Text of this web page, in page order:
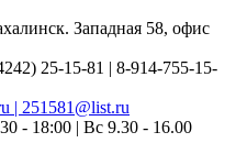
Западная 58, офис
25-15-81 | 8-914-755-15-
| 251581@list.ru
- 18:00 | Вс 9.30 - 16.00